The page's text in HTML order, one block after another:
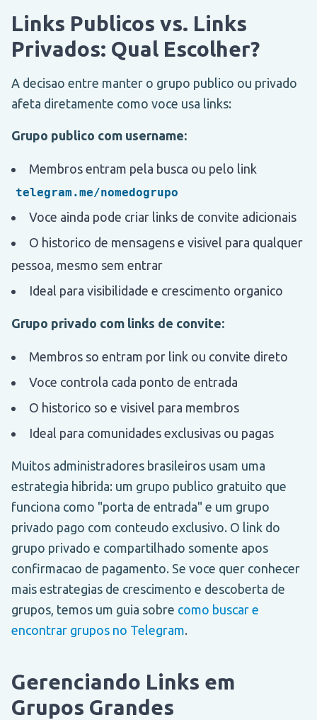
Links Publicos vs. Links
Privados: Qual Escolher?
A decisao entre manter o grupo publico ou privado
afeta diretamente como voce usa links:
Grupo publico com username:
Membros entram pela busca ou pelo link
telegram.me/nomedogrupo
Voce ainda pode criar links de convite adicionais
O historico de mensagens e visivel para qualquer
pessoa, mesmo sem entrar
Ideal para visibilidade e crescimento organico
Grupo privado com links de convite:
Membros so entram por link ou convite direto
Voce controla cada ponto de entrada
O historico so e visivel para membros
Ideal para comunidades exclusivas ou pagas
Muitos administradores brasileiros usam uma
estrategia hibrida: um grupo publico gratuito que
funciona como "porta de entrada" e um grupo
privado pago com conteudo exclusivo. O link do
grupo privado e compartilhado somente apos
confirmacao de pagamento. Se voce quer conhecer
mais estrategias de crescimento e descoberta de
grupos, temos um guia sobre como buscar e
encontrar grupos no Telegram.
Gerenciando Links em
Grupos Grandes